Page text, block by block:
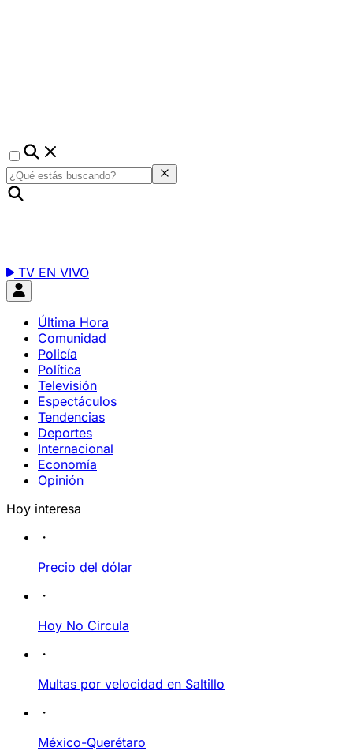
TV EN VIVO
Última Hora
Comunidad
Policía
Política
Televisión
Espectáculos
Tendencias
Deportes
Internacional
Economía
Opinión
Hoy interesa
Precio del dólar
Hoy No Circula
Multas por velocidad en Saltillo
México-Querétaro